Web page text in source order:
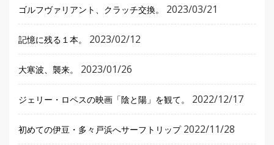
ゴルフヴァリアント、クラッチ交換。 2023/03/21
記憶に残る１本。 2023/02/12
大寒波、襲来。 2023/01/26
ジェリー・ロペスの映画「陰と陽」を観て。 2022/12/17
初めての伊豆・多々戸浜へサーフトリップ 2022/11/28